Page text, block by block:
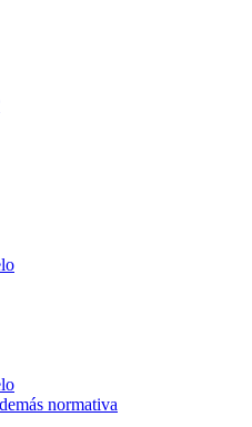
normativa